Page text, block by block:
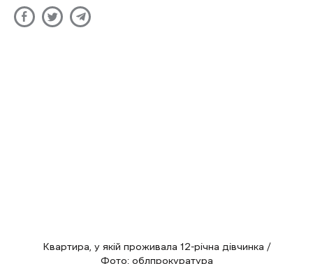
Квартира, у якій проживала 12-річна дівчинка /
Фото: облпрокуратура